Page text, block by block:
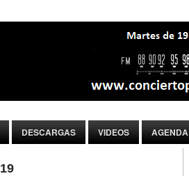
DESCARGAS VIDEOS AGENDA